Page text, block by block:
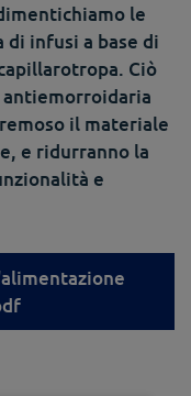
le
di infusi a base di
Ciò
antiemorroidaria
il materiale
e ridurranno la
e